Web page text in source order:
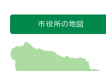
市役所の地図